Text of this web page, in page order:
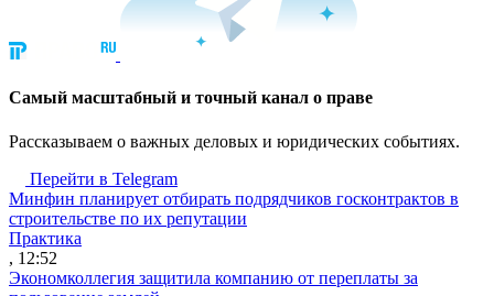
Cамый масштабный и точный канал о праве
Рассказываем о важных деловых и юридических событиях.
Перейти в Telegram
Минфин планирует отбирать подрядчиков госконтрактов в
строительстве по их репутации
Практика
, 12:52
Экономколлегия защитила компанию от переплаты за